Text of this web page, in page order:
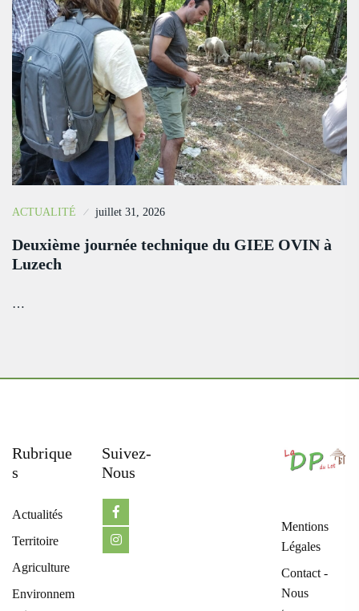
ACTUALITÉ juillet 31, 2026
Deuxième journée technique du GIEE OVIN à
Luzech
…
Rubrique
S
Actualités
Territoire
Agriculture
Environnem
Suivez-
Nous
Mentions
Légales
Contact -
Nous